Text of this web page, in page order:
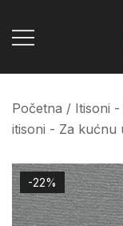
Početna / Itisoni
itisoni - Za kućnu
-22%